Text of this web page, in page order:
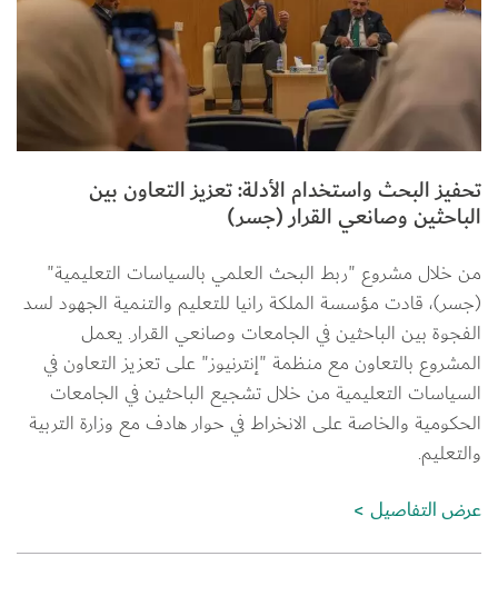
تحفيز البحث واستخدام الأدلة: تعزيز التعاون بين
الباحثين وصانعي القرار (جسر)
من خلال مشروع "ربط البحث العلمي بالسياسات التعليمية"
(جسر)، قادت مؤسسة الملكة رانيا للتعليم والتنمية الجهود لسد
الفجوة بين الباحثين في الجامعات وصانعي القرار. يعمل
المشروع بالتعاون مع منظمة "إنترنيوز" على تعزيز التعاون في
السياسات التعليمية من خلال تشجيع الباحثين في الجامعات
الحكومية والخاصة على الانخراط في حوار هادف مع وزارة التربية
والتعليم.
عرض التفاصيل